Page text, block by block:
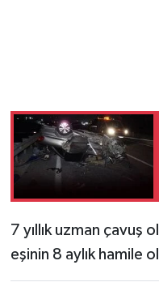
7 yıllık uzman çavuş
eşinin 8 aylık hamile